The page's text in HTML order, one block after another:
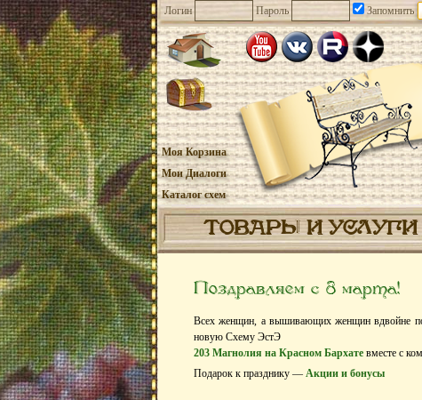
Логин Пароль Запомнить
Моя Корзина
Мои Диалоги
Каталог схем
ТОВАРЫ И УСЛУГИ
Поздравляем с 8 марта!
Всех женщин, а вышивающих женщин вдвойне
новую Схему ЭстЭ
203 Магнолия на Красном Бархате вместе с
Подарок к празднику — Акции и бонусы